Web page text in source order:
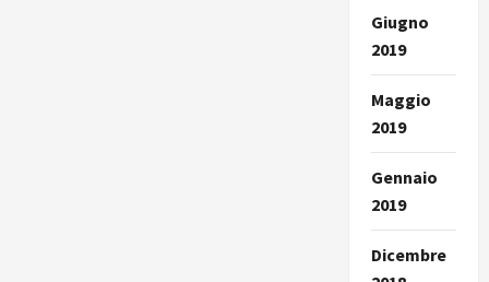
Giugno
2019
Maggio
2019
Gennaio
2019
Dicembre